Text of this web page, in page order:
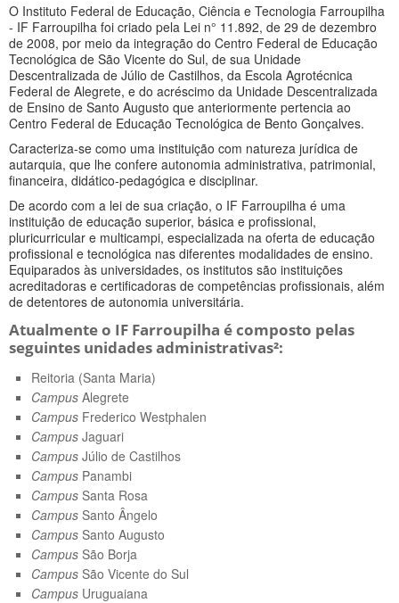
O Instituto Federal de Educação, Ciência e Tecnologia Farroupilha
- IF Farroupilha foi criado pela Lei n° 11.892, de 29 de dezembro
de 2008, por meio da integração do Centro Federal de Educação
Tecnológica de São Vicente do Sul, de sua Unidade
Descentralizada de Júlio de Castilhos, da Escola Agrotécnica
Federal de Alegrete, e do acréscimo da Unidade Descentralizada
de Ensino de Santo Augusto que anteriormente pertencia ao
Centro Federal de Educação Tecnológica de Bento Gonçalves.
Caracteriza-se como uma instituição com natureza jurídica de
autarquia, que lhe confere autonomia administrativa, patrimonial,
financeira, didático-pedagógica e disciplinar.
De acordo com a lei de sua criação, o IF Farroupilha é uma
instituição de educação superior, básica e profissional,
pluricurricular e multicampi, especializada na oferta de educação
profissional e tecnológica nas diferentes modalidades de ensino.
Equiparados às universidades, os institutos são instituições
acreditadoras e certificadoras de competências profissionais, além
de detentores de autonomia universitária.
Atualmente o IF Farroupilha é composto pelas
seguintes unidades administrativas²:
Reitoria (Santa Maria)
Campus Alegrete
Campus Frederico Westphalen
Campus Jaguari
Campus Júlio de Castilhos
Campus Panambi
Campus Santa Rosa
Campus Santo Ângelo
Campus Santo Augusto
Campus São Borja
Campus São Vicente do Sul
Campus Uruguaiana